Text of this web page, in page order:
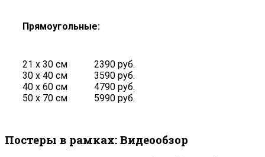
Прямоугольные:
21 х 30 см
30 х 40 см
40 х 60 см
50 х 70 см
2390 руб.
3590 руб.
4790 руб.
5990 руб.
Постеры в рамках: Видеообзор